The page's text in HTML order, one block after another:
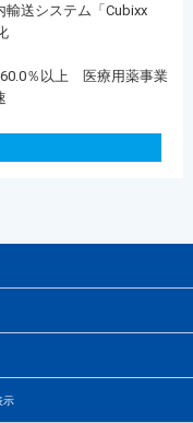
送システム「Cubixx
％以上 医療用薬事業
示